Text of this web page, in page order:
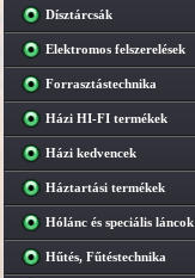
Dísztárcsák
Elektromos felszerelések
Forrasztástechnika
Házi HI-FI termékek
Házi kedvencek
Háztartási termékek
Hólánc és speciális láncok
Hűtés, Fűtéstechnika